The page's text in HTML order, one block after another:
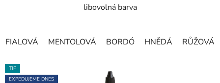
libovolná barva
FIALOVÁ MENTOLOVÁ BORDÓ HNĚDÁ RŮŽOVÁ
TIP
EXPEDUJEME DNES